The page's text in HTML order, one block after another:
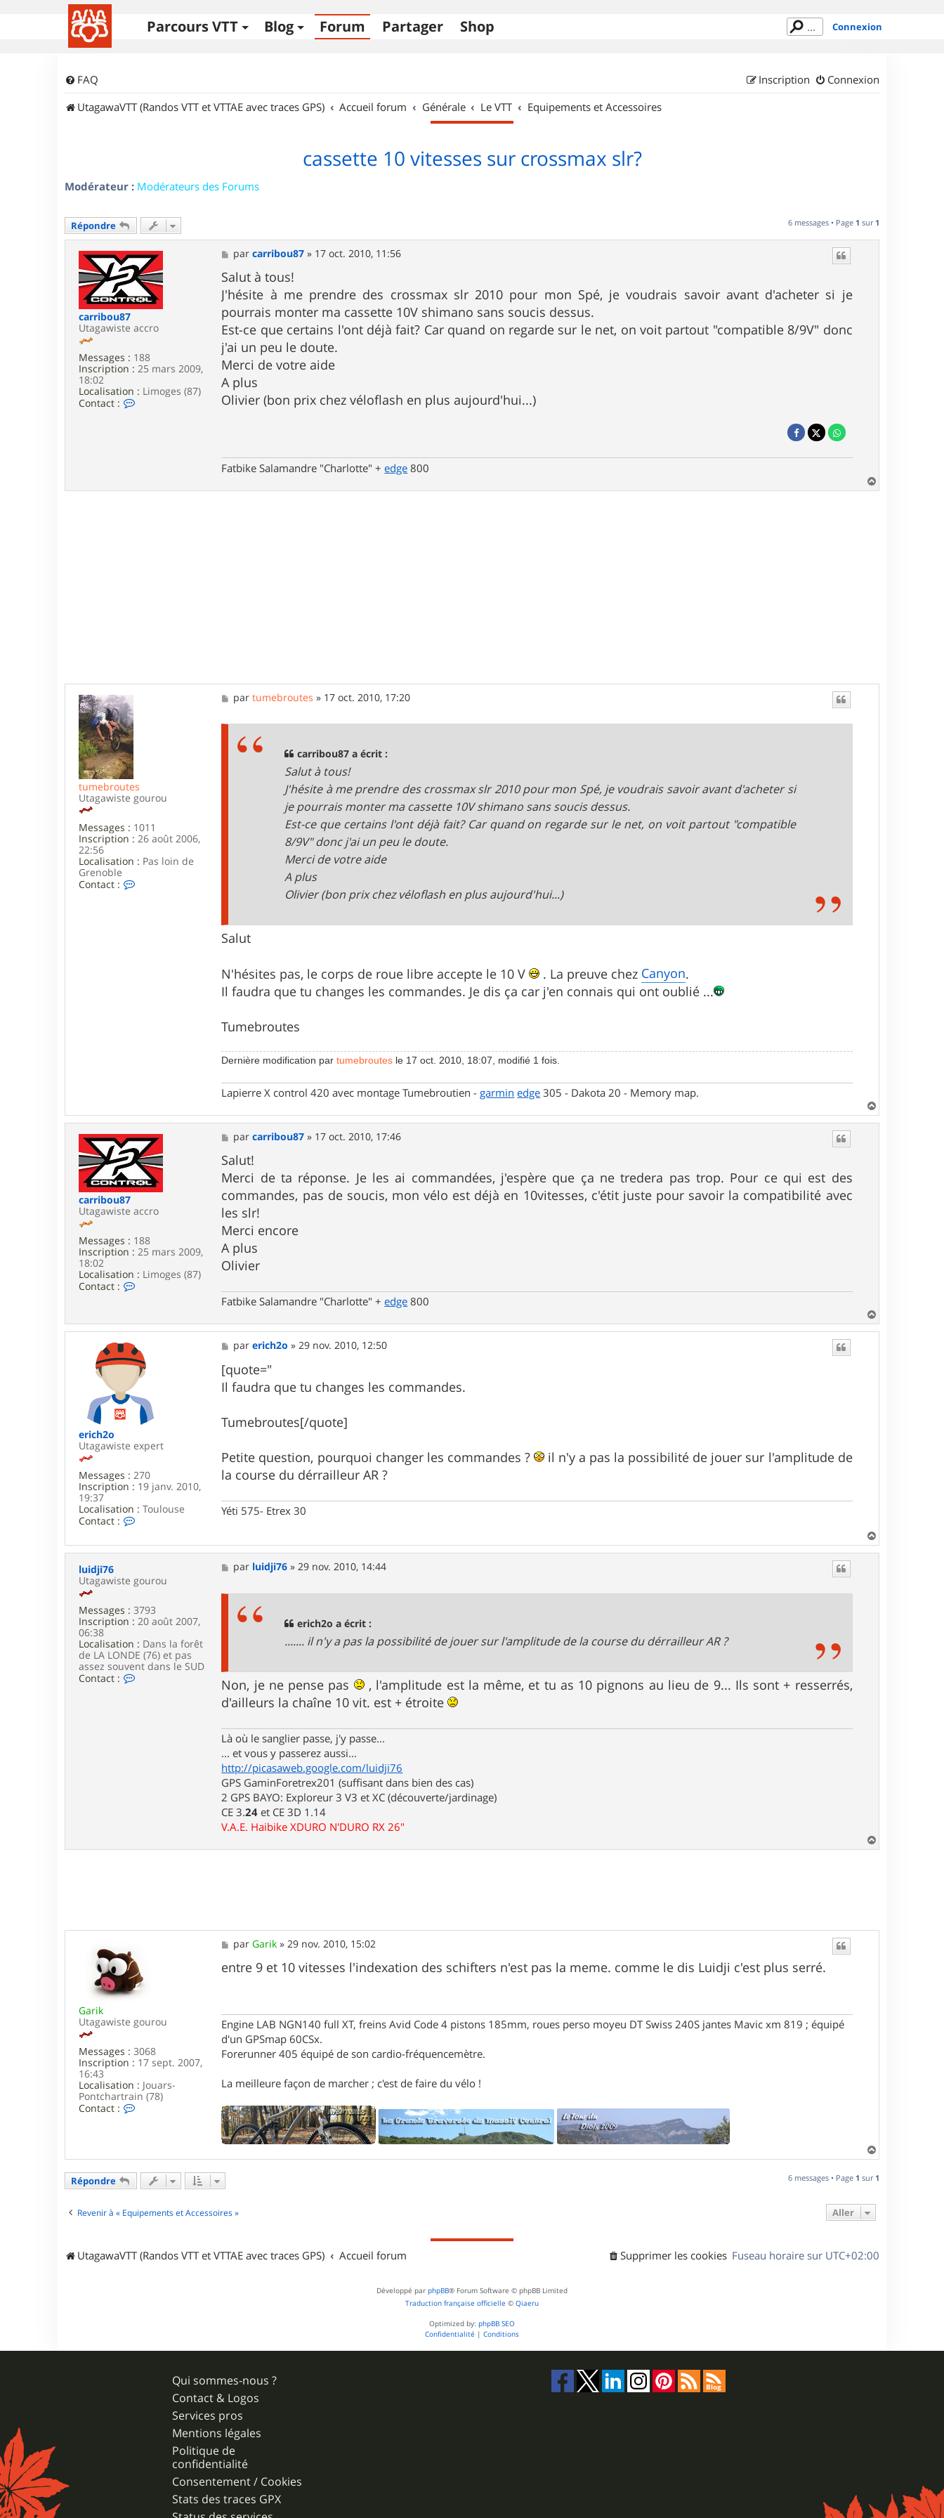
Parcours VTT Blog Forum Partager Shop Connexion
FAQ Connexion
Inscription
UtagawaVTT (Randos VTT et VTTAE avec traces GPS)
Accueil forum Générale Le VTT Equipements et Accessoires
cassette 10 vitesses sur crossmax slr?
Modérateur : Modérateurs des Forums
Répondre 6 messages • Page 1 sur 1
carribou87
Utagawiste accro
Messages : 188
Inscription : 25 mars 2009,
18:02
Localisation : Limoges (87)
Contact :
r
M
e
s
s
a
g
e
parcarribou87 » 17 oct. 2010, 11:56
Salut à tous!
J'hésite à me prendre des crossmax slr 2010 pour mon Spé, je voudrais savoir avant d'acheter si je
pourrais monter ma cassette 10V shimano sans soucis dessus.
Est-ce que certains l'ont déjà fait? Car quand on regarde sur le net, on voit partout "compatible 8/9V" donc
j'ai un peu le doute.
Merci de votre aide
A plus
Olivier (bon prix chez véloflash en plus aujourd'hui...)
Fatbike Salamandre "Charlotte" +edge 800
a
tumebroutes
Utagawiste gourou
Messages : 1011
Inscription : 26 août 2006,
22:56
Localisation : Pas loin de
Grenoble
Contact :
M
e
partumebroutes » 17 oct. 2010, 17:20
carribou87 a écrit :
Salut à tous!
J'hésite à me prendre des crossmax slr 2010 pour mon Spé, je voudrais savoir avant d'acheter si
je pourrais monter ma cassette 10V shimano sans soucis dessus.
Est-ce que certains l'ont déjà fait? Car quand on regarde sur le net, on voit partout "compatible
8/9V" donc j'ai un peu le doute.
Merci de votre aide
A plus
Olivier (bon prix chez véloflash en plus aujourd'hui...)
Salut
N'hésites pas, le corps de roue libre accepte le 10 V . La preuve chez Canyon.
Il faudra que tu changes les commandes. Je dis ça car j'en connais qui ont oublié ...
Tumebroutes
Dernière modification partumebroutes le 17 oct. 2010, 18:07, modifié 1 fois.
Lapierre X control 420 avec montage Tumebroutien - garmin edge 305 - Dakota 20 - Memory map.
a
carribou87
Utagawiste accro
Messages : 188
Inscription : 25 mars 2009,
18:02
Localisation : Limoges (87)
Contact :
a
t
e
r
c
a
r
r
b
o
8
7
M
e
s
s
a
g
e
parcarribou87 » 17 oct. 2010, 17:46
Salut!
Merci de ta réponse. Je les ai commandées, j'espère que ça ne tredera pas trop. Pour ce qui est des
commandes, pas de soucis, mon vélo est déjà en 10vitesses, c'étit juste pour savoir la compatibilité avec
les slr!
Merci encore
A plus
Olivier
Fatbike Salamandre "Charlotte" +edge 800
a
erich2o
Utagawiste expert
Messages : 270
Inscription : 19 janv. 2010,
19:37
Localisation : Toulouse
Contact :
n
t
c
t
r
e
i
c
h
M
e
s
s
a
parerich2o »29 nov. 2010, 12:50
[quote="
Il faudra que tu changes les commandes.
Tumebroutes[/quote]
Petite question, pourquoi changer les commandes ?
il n'y a pas la possibilité de jouer sur l'amplitude de
la course du dérrailleur AR ?
Yéti 575- Etrex 30
a
luidji76
Utagawiste gourou
Messages : 3793
Inscription : 20 août 2007,
06:38
Localisation : Dans la forêt
de LA LONDE (76) et pas
assez souvent dans le SUD
Contact :
M
e
par luidji76 »29 nov. 2010, 14:44
erich2o a écrit :
....... il n'y a pas la possibilité de jouer sur l'amplitude de la course du dérrailleur AR ?
Non, je ne pense pas
, l'amplitude est la même, et tu as 10 pignons au lieu de 9... Ils sont + resserrés,
d'ailleurs la chaîne 10 vit. est + étroite
Là où le sanglier passe, j'y passe...
... et vous y passerez aussi...
http://picasaweb.google.com/luidji76
GPS GaminForetrex201 (suffisant dans bien des cas)
2 GPS BAYO: Exploreur 3 V3 et XC (découverte/jardinage)
CE 3.24 et CE 3D 1.14
V.A.E. Haibike XDURO N'DURO RX 26"
a
Garik
Utagawiste gourou
Messages : 3068
Inscription : 17 sept. 2007,
16:43
Localisation : Jouars-
Pontchartrain (78)
Contact :
c
t
e
G
a
k
M
e
s
s
parGarik »29 nov. 2010, 15:02
entre 9 et 10 vitesses l'indexation des schifters n'est pas la meme. comme le dis Luidji c'est plus serré.
Engine LAB NGN140 full XT, freins Avid Code 4 pistons 185mm, roues perso moyeu DT Swiss 240S jantes Mavic xm 819 ; équipé
d'un GPSmap 60CSx.
Forerunner 405 équipé de son cardio-fréquencemètre.
La meilleure façon de marcher ; c'est de faire du vélo !
a
t
Répondre 6 messages • Page 1 sur 1
Revenir à « Equipements et Accessoires » Aller
UtagawaVTT (Randos VTT et VTTAE avec traces GPS) Accueil forum Fuseau horaire sur UTC+02:00
Supprimer les cookies
Développé par phpBB® Forum Software © phpBB Limited
Traduction française officielle © Qiaeru
Optimized by: phpBB SEO
Confidentialité | Conditions
Qui sommes-nous ?
Contact & Logos
Services pros
Mentions légales
Politique de
confidentialité
Consentement / Cookies
Stats des traces GPX